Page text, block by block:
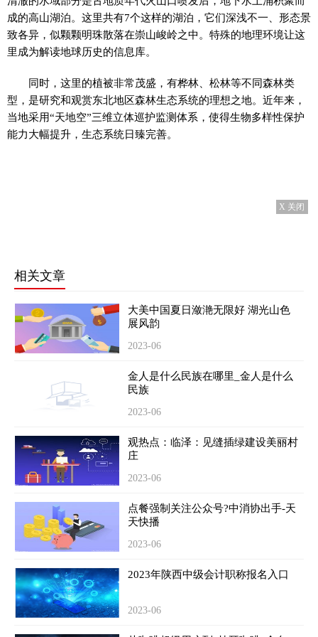
成的高山湖泊。这里共有7个这样的湖泊，它们深浅不一、形态景
致各异，似颗颗明珠散落在崇山峻岭之中。特殊的地理环境让这
里成为解读地球历史的信息库。
同时，这里的植被非常茂盛，有桦林、松林等不同森林类
型，是研究和观赏东北地区森林生态系统的理想之地。近年来，
当地采用“天地空”三维立体巡护监测体系，使得生物多样性保护
能力大幅提升，生态系统日臻完善。
X 关闭
相关文章
大美中国夏日潋滟无限好 湖光山色
展风韵
2023-06
金人是什么民族在哪里_金人是什么
民族
2023-06
观热点：临泽：见缝插绿建设美丽村
庄
2023-06
点餐强制关注公众号?中消协出手-天
天快播
2023-06
2023年陕西中级会计职称报名入口
2023-06